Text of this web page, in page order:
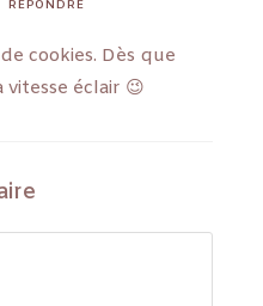
RÉPONDRE
cookies. Dès que
vitesse éclair 😉